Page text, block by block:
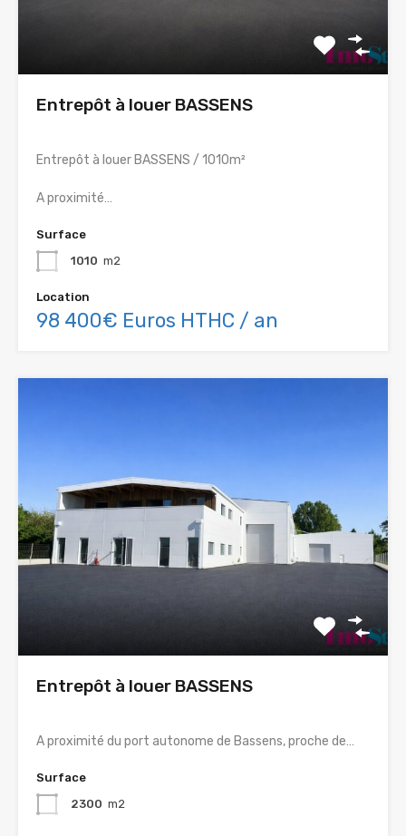
Entrepôt à louer BASSENS
Entrepôt à louer BASSENS / 1010m²
A proximité…
Surface
1010 m2
Location
98 400€ Euros HTHC / an
Entrepôt à louer BASSENS
A proximité du port autonome de Bassens, proche de…
Surface
2300 m2